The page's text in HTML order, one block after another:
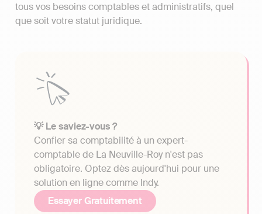
tous vos besoins comptables et administratifs, quel
que soit votre statut juridique.
💡 Le saviez-vous ?
Confier sa comptabilité à un expert-
comptable de La Neuville-Roy n'est pas
obligatoire. Optez dès aujourd'hui pour une
solution en ligne comme Indy.
Essayer Gratuitement